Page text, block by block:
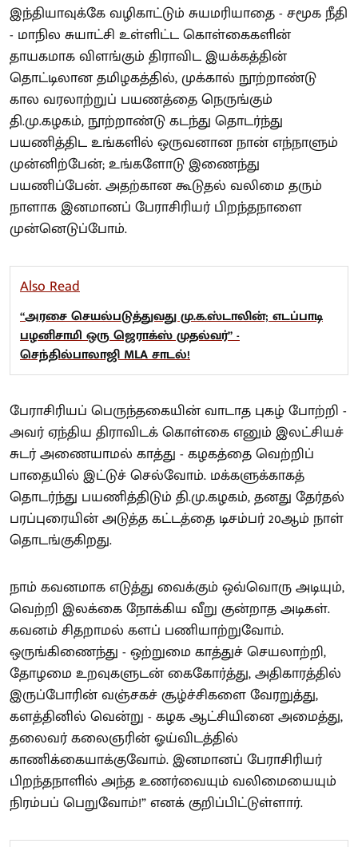
இந்தியாவுக்கே வழிகாட்டும் சுயமரியாதை - சமூக நீதி
- மாநில சுயாட்சி உள்ளிட்ட கொள்கைகளின்
தாயகமாக விளங்கும் திராவிட இயக்கத்தின்
தொட்டிலான தமிழகத்தில், முக்கால் நூற்றாண்டு
கால வரலாற்றுப் பயணத்தை நெருங்கும்
தி.மு.கழகம், நூற்றாண்டு கடந்து தொடர்ந்து
பயணித்திட உங்களில் ஒருவனான நான் எந்நாளும்
முன்னிற்பேன்; உங்களோடு இணைந்து
பயணிப்பேன். அதற்கான கூடுதல் வலிமை தரும்
நாளாக இனமானப் பேராசிரியர் பிறந்தநாளை
முன்னெடுப்போம்.
Also Read
“அரசை செயல்படுத்துவது மு.க.ஸ்டாலின்; எடப்பாடி
பழனிசாமி ஒரு ஜெராக்ஸ் முதல்வர்” -
செந்தில்பாலாஜி MLA சாடல்!
பேராசிரியப் பெருந்தகையின் வாடாத புகழ் போற்றி -
அவர் ஏந்திய திராவிடக் கொள்கை எனும் இலட்சியச்
சுடர் அணையாமல் காத்து - கழகத்தை வெற்றிப்
பாதையில் இட்டுச் செல்வோம். மக்களுக்காகத்
தொடர்ந்து பயணித்திடும் தி.மு.கழகம், தனது தேர்தல்
பரப்புரையின் அடுத்த கட்டத்தை டிசம்பர் 20ஆம் நாள்
தொடங்குகிறது.
நாம் கவனமாக எடுத்து வைக்கும் ஒவ்வொரு அடியும்,
வெற்றி இலக்கை நோக்கிய வீறு குன்றாத அடிகள்.
கவனம் சிதறாமல் களப் பணியாற்றுவோம்.
ஒருங்கிணைந்து - ஒற்றுமை காத்துச் செயலாற்றி,
தோழமை உறவுகளுடன் கைகோர்த்து, அதிகாரத்தில்
இருப்போரின் வஞ்சகச் சூழ்ச்சிகளை வேரறுத்து,
களத்தினில் வென்று - கழக ஆட்சியினை அமைத்து,
தலைவர் கலைஞரின் ஓய்விடத்தில்
காணிக்கையாக்குவோம். இனமானப் பேராசிரியர்
பிறந்தநாளில் அந்த உணர்வையும் வலிமையையும்
நிரம்பப் பெறுவோம்!” எனக் குறிப்பிட்டுள்ளார்.